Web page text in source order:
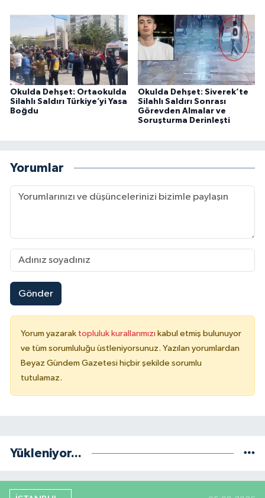
Okulda Dehşet: Ortaokulda
Silahlı Saldırı Türkiye’yi Yasa
Boğdu
Okulda Dehşet: Siverek’te
Silahlı Saldırı Sonrası
Görevden Almalar ve
Soruşturma Derinleşti
Yorumlar
Gönder
Yorum yazarak topluluk kurallarımızı kabul etmiş bulunuyor
ve tüm sorumluluğu üstleniyorsunuz. Yazılan yorumlardan
Beyaz Gündem Gazetesi hiçbir şekilde sorumlu
tutulamaz.
Yükleniyor...